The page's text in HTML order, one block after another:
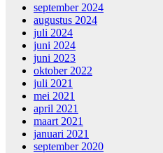
september 2024
augustus 2024
juli 2024
juni 2024
juni 2023
oktober 2022
juli 2021
mei 2021
april 2021
maart 2021
januari 2021
september 2020